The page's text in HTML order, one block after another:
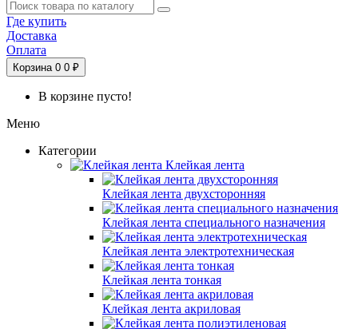
Где купить
Доставка
Оплата
Корзина 0 0 ₽
В корзине пусто!
Меню
Категории
Клейкая лента
Клейкая лента двухсторонняя
Клейкая лента специального назначения
Клейкая лента электротехническая
Клейкая лента тонкая
Клейкая лента акриловая